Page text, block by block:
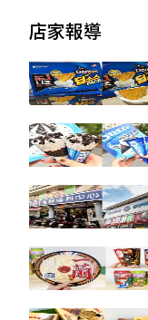
店家報導